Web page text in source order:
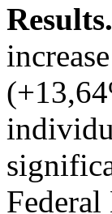
Results.